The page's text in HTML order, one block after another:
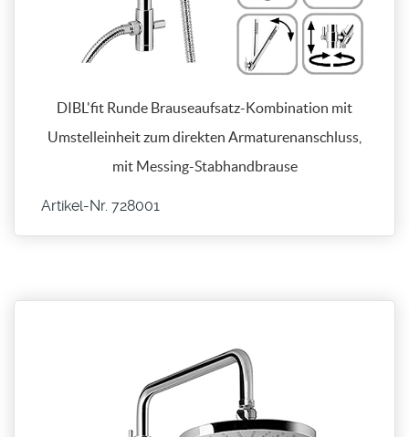
DIBL'fit Runde Brauseaufsatz-Kombination mit
Umstelleinheit zum direkten Armaturenanschluss,
mit Messing-Stabhandbrause
Artikel-Nr. 728001